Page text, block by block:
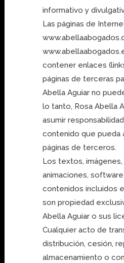
informativo y
Las páginas de
contener enlaces
páginas de terceras
Abella Aguiar no
lo tanto, Rosa Abella
asumir
contenido que pueda
páginas de terceros.
Los textos, imágenes,
animaciones,
contenidos incluidos
son propiedad
Abella Aguiar o sus
Cualquier acto de
distribución, cesión,
almacenamiento o